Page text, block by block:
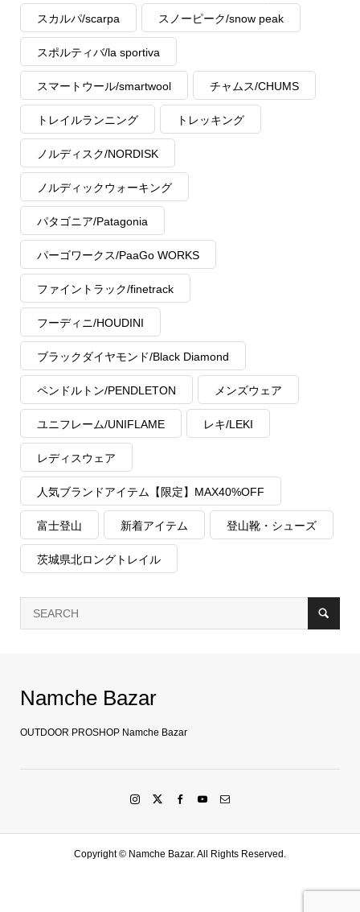
スカルパ/scarpa スノーピーク/snow peak
スポルティバ/la sportiva
スマートウール/smartwool チャムス/CHUMS
トレイルランニング トレッキング
ノルディスク/NORDISK
ノルディックウォーキング
パタゴニア/Patagonia
パーゴワークス/PaaGo WORKS
ファイントラック/finetrack
フーディニ/HOUDINI
ブラックダイヤモンド/Black Diamond
ペンドルトン/PENDLETON メンズウェア
ユニフレーム/UNIFLAME レキ/LEKI
レディスウェア
人気ブランドアイテム【限定】MAX40%OFF
富士登山 新着アイテム 登山靴・シューズ
茨城県北ロングトレイル
Namche Bazar
OUTDOOR PROSHOP Namche Bazar
Copyright © Namche Bazar. All Rights Reserved.